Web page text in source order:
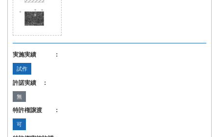
実施実績 ：
試作
許諾実績 ：
無
特許権譲渡 ：
可